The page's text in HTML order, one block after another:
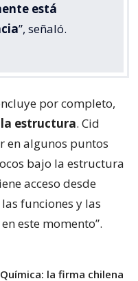
está
”, señaló.
por completo,
estructura. Cid
en algunos puntos
bajo la estructura
acceso desde
funciones y las
este momento”.
la firma chilena